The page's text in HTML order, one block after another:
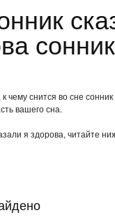
сонник
чему снится во сне
вашего сна.
я здорова, читайте